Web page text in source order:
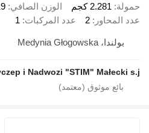
كجم
الوزن الصافي 719 كجم
2 عدد المركبات 1